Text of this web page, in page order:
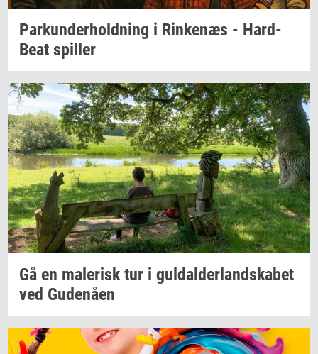
Par­kun­der­hold­ning i Rin­ke­næs - Hard-​
Beat spil­ler
Gå en ma­le­risktur i gul­dal­der­land­ska­bet
ved Gu­denå­en